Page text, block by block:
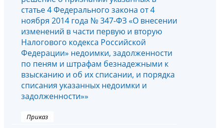
статье 4 Федерального закона от 4
ноября 2014 года № 347-ФЗ «О внесении
изменений в части первую и вторую
Налогового кодекса Российской
Федерации» недоимки, задолженности
по пеням и штрафам безнадежными к
взысканию и об их списании, и порядка
списания указанных недоимки и
задолженности»»
Приказ